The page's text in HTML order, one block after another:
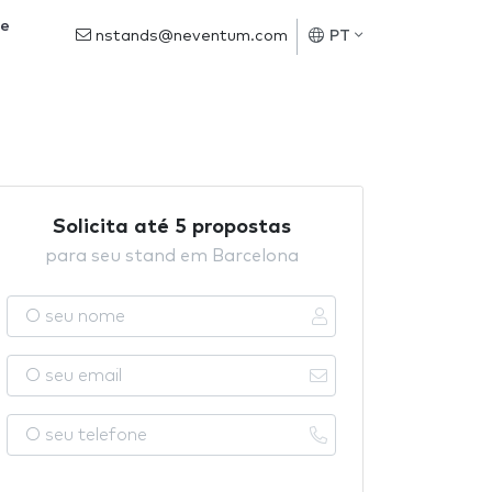
nstands@neventum.com PT
Solicita até 5 propostas
para seu stand em Barcelona